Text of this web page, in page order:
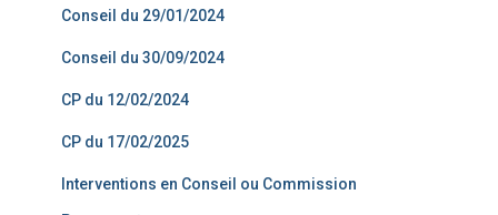
Conseil du 29/01/2024
Conseil du 30/09/2024
CP du 12/02/2024
CP du 17/02/2025
Interventions en Conseil ou Commission